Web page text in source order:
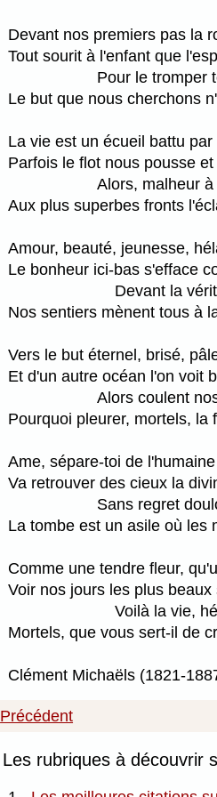
Devant nos premiers pas la
Tout sourit à l'enfant que
Pour le tromper
Le but que nous cherchons
La vie est un écueil battu
Parfois le flot nous pousse
Alors, malheur à
Aux plus superbes fronts
Amour, beauté, jeunesse,
Le bonheur ici-bas s'efface
Devant la
Nos sentiers mènent tous à
Vers le but éternel, brisé,
Et d'un autre océan l'on voit
Alors coulent
Pourquoi pleurer, mortels, la
Ame, sépare-toi de
Va retrouver des cieux la
Sans regret
La tombe est un asile où les
Comme une tendre fleur,
Voir nos jours les plus
Voilà la vie,
Mortels, que vous sert-il de
Clément Michaëls (1821-
Précédent
Les rubriques à découvrir